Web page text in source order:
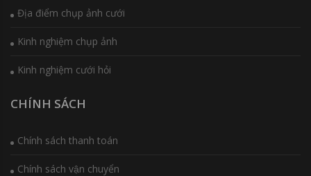
Địa điểm chụp ảnh cưới
Kinh nghiệm chụp ảnh
Kinh nghiệm cưới hỏi
CHÍNH SÁCH
Chính sách thanh toán
Chính sách vận chuyển